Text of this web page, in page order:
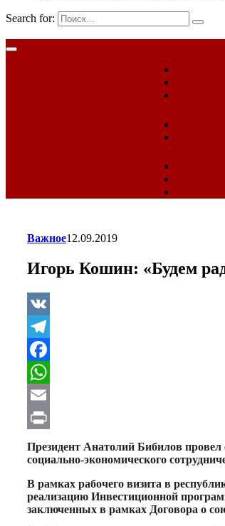
Search for:
Важное12.09.2019
Игорь Кошин: «Будем
VK
Telegram
Facebook
WhatsApp
Email
Print
Президент Анатолий Бибилов
социально-экономического
В рамках рабочего визита в
реализацию Инвестиционной
заключенных в рамках Договора о